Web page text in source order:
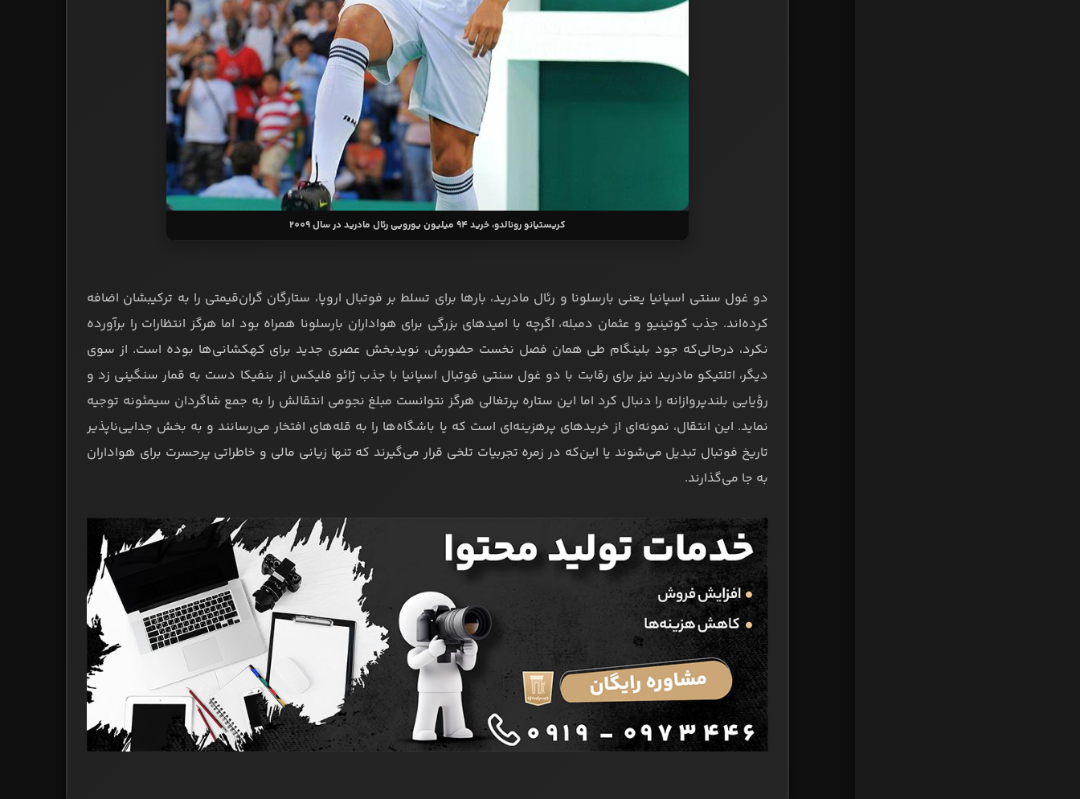
کریستیانو رونالدو، خرید 94 میلیون یورویی رئال مادرید در سال 2009
دو غول سنتی اسپانیا یعنی بارسلونا و رئال مادرید، بارها برای تسلط بر فوتبال اروپا، ستارگان گران‌قیمتی را به ترکیبشان اضافه
کرده‌اند. جذب کوتینیو و عثمان دمبله، اگرچه با امیدهای بزرگی برای هواداران بارسلونا همراه بود اما هرگز انتظارات را برآورده
نکرد، درحالی‌که جود بلینگام طی همان فصل نخست حضورش، نویدبخش عصری جدید برای کهکشانی‌ها بوده است. از سوی
دیگر، اتلتیکو مادرید نیز برای رقابت با دو غول سنتی فوتبال اسپانیا با جذب ژائو فلیکس از بنفیکا دست به قمار سنگینی زد و
رؤیایی بلندپروازانه را دنبال کرد اما این ستاره پرتغالی هرگز نتوانست مبلغ نجومی انتقالش را به جمع شاگردان سیمئونه توجیه
نماید. این انتقال، نمونه‌ای از خریدهای پرهزینه‌ای است که یا باشگاه‌ها را به قله‌های افتخار می‌رسانند و به بخش جدایی‌ناپذیر
تاریخ فوتبال تبدیل می‌شوند یا این‌که در زمره تجربیات تلخی قرار می‌گیرند که تنها زیانی مالی و خاطراتی پرحسرت برای هواداران
به جا می‌گذارند.